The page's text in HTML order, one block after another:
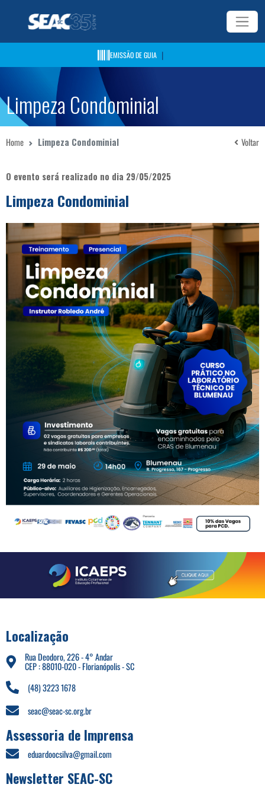
EMISSÃO DE GUIA |
Limpeza Condominial
Home Limpeza Condominial Voltar
O evento será realizado no dia 29/05/2025
Limpeza Condominial
Localização
Rua Deodoro, 226 - 4° Andar
CEP : 88010-020 - Florianópolis - SC
(48) 3223 1678
seac@seac-sc.org.br
Assessoria de Imprensa
eduardoocsilva@gmail.com
Newsletter SEAC-SC